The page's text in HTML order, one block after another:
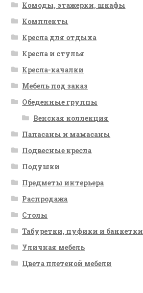
Комоды, этажерки, шкафы
Комплекты
Кресла для отдыха
Кресла и стулья
Кресла-качалки
Мебель под заказ
Обеденные группы
Венская коллекция
Папасаны и мамасаны
Подвесные кресла
Подушки
Предметы интерьера
Распродажа
Столы
Табуретки, пуфики и банкетки
Уличная мебель
Цвета плетеной мебели